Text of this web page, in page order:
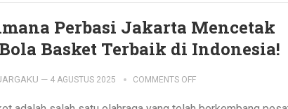
Perbasi Jakarta Mencetak
Basket Terbaik di Indonesia!
— 4 AGUSTUS 2025 COMMENTS OFF